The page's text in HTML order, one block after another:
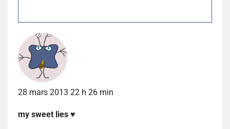
28 mars 2013 22 h 26 min
my sweet lies ♥